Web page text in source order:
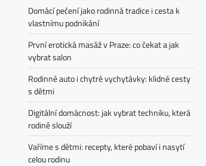
Domácí pečení jako rodinná tradice i cesta k
vlastnímu podnikání
První erotická masáž v Praze: co čekat a jak
vybrat salon
Rodinné auto i chytré vychytávky: klidné cesty
s dětmi
Digitální domácnost: jak vybrat techniku, která
rodině slouží
Vaříme s dětmi: recepty, které pobaví i nasytí
celou rodinu